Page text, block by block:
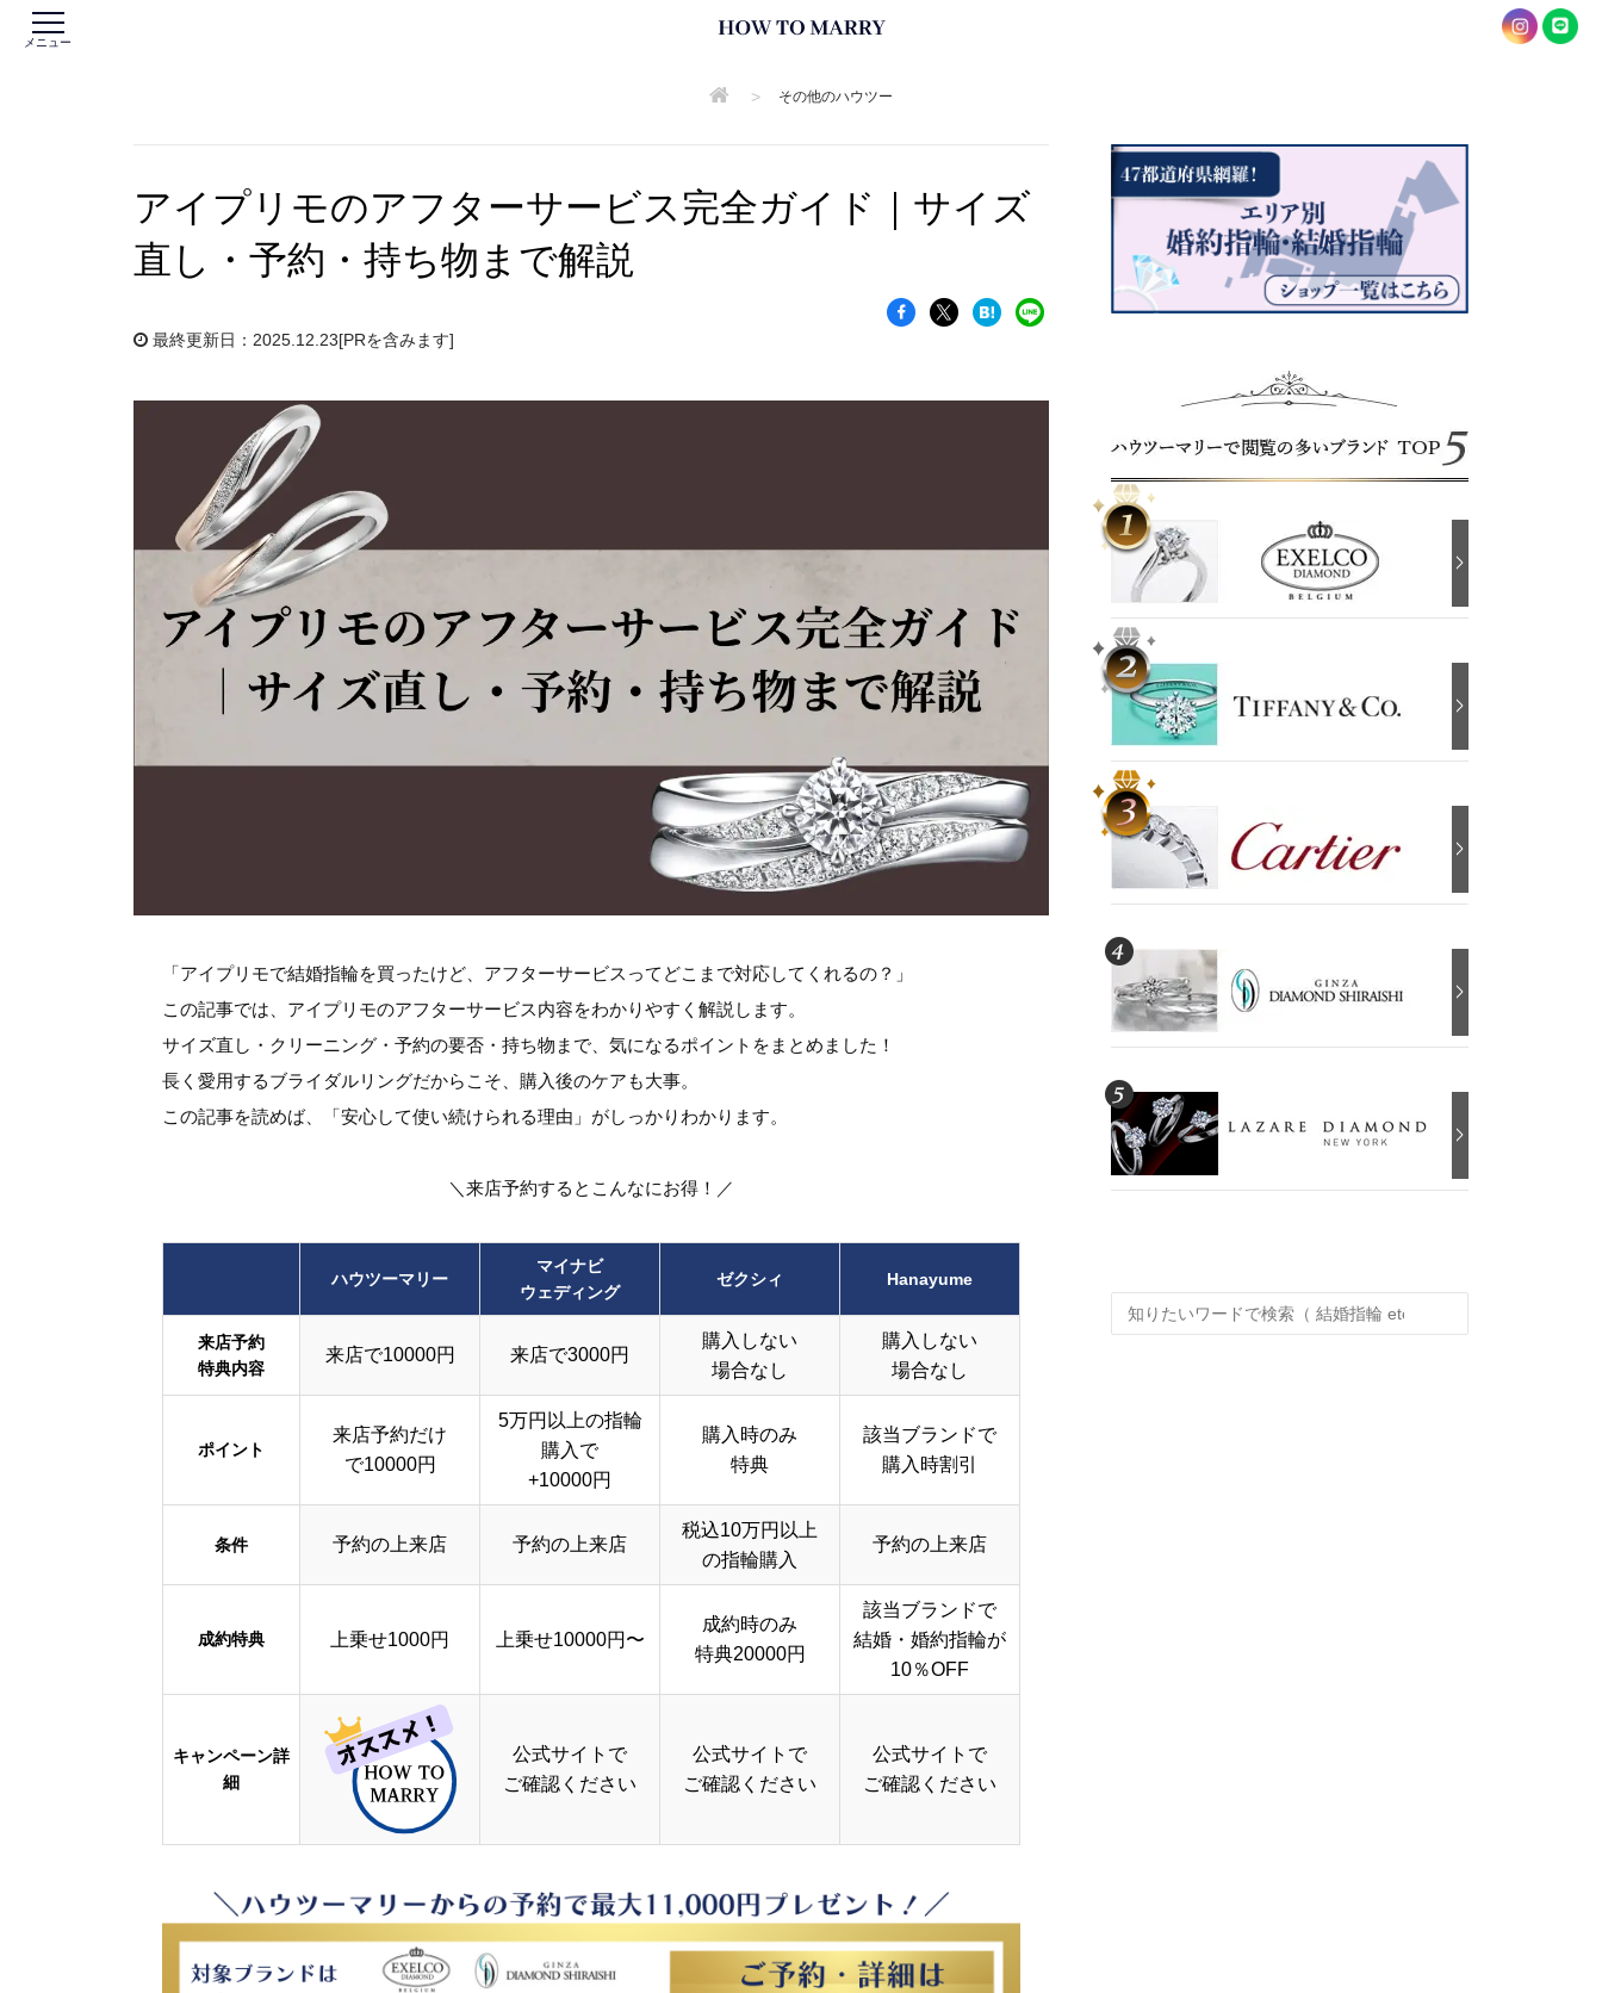
メニュー
> その他のハウツー
アイプリモのアフターサービス完全ガイド｜サイズ
直し・予約・持ち物まで解説
最終更新日：2025.12.23[PRを含みます]
「アイプリモで結婚指輪を買ったけど、アフターサービスってどこまで対応してくれるの？」
この記事では、アイプリモのアフターサービス内容をわかりやすく解説します。
サイズ直し・クリーニング・予約の要否・持ち物まで、気になるポイントをまとめました！
長く愛用するブライダルリングだからこそ、購入後のケアも大事。
この記事を読めば、「安心して使い続けられる理由」がしっかりわかります。
＼来店予約するとこんなにお得！／
ハウツーマリー
マイナビ
ウェディング
ゼクシィ Hanayume
来店予約
特典内容
来店で10000円 来店で3000円
購入しない
場合なし
購入しない
場合なし
ポイント
来店予約だけ
で10000円
5万円以上の指輪
購入で
+10000円
購入時のみ
特典
該当ブランドで
購入時割引
条件 予約の上来店 予約の上来店
税込10万円以上
の指輪購入
予約の上来店
成約特典 上乗せ1000円 上乗せ10000円〜
成約時のみ
特典20000円
該当ブランドで
結婚・婚約指輪が
10％OFF
キャンペーン詳
細
公式サイトで
ご確認ください
公式サイトで
ご確認ください
公式サイトで
ご確認ください